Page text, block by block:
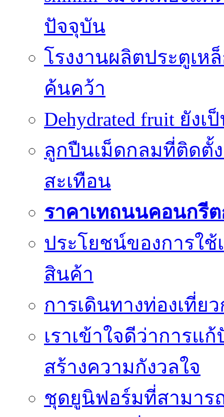
ปัจจุบัน
โรงงานผลิตประตูเห
ค้นคว้า
Dehydrated fruit ยัง
ลูกปืนเม็ดกลมที่ติดตั้
สะเทือน
ราคาเทถนนคอนกรีต
ประโยชน์ของการใ
สินค้า
การเดินทางท่องเที่ย
เราเข้าใจดีว่าการแ
สร้างความกังวลใจ
ชุดยูนิฟอร์มที่สามาร